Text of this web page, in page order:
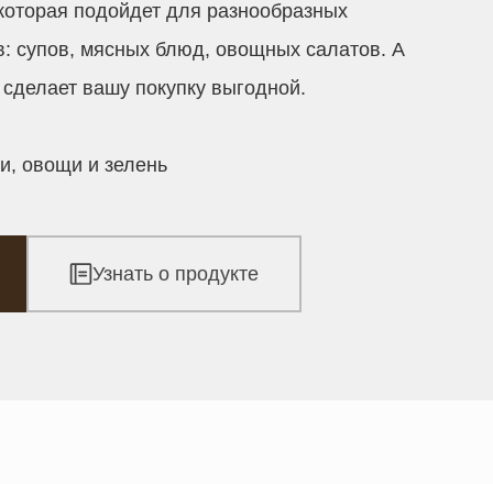
подойдет для разнообразных
супов, мясных блюд, овощных салатов. А
вашу покупку выгодной.
овощи и зелень
Узнать о продукте